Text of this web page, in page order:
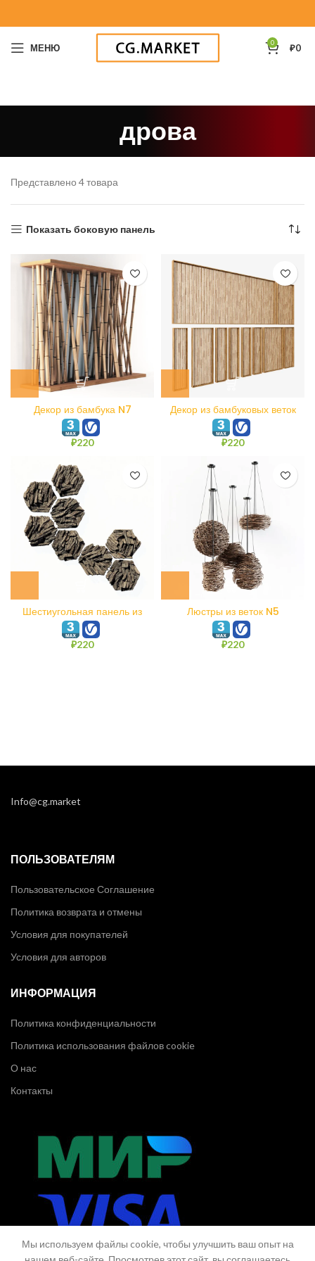
МЕНЮ 0 ₽0
дрова
Представлено 4 товара
Показать боковую панель
Декор из бамбука N7
₽220
Декор из бамбуковых веток
N19
₽220
Шестиугольная панель из
веточных обломков N6
₽220
Люстры из веток N5
₽220
Info@cg.market
ПОЛЬЗОВАТЕЛЯМ
Пользовательское Соглашение
Политика возврата и отмены
Условия для покупателей
Условия для авторов
ИНФОРМАЦИЯ
Политика конфиденциальности
Политика использования файлов cookie
О нас
Контакты
Мы используем файлы cookie, чтобы улучшить ваш опыт на